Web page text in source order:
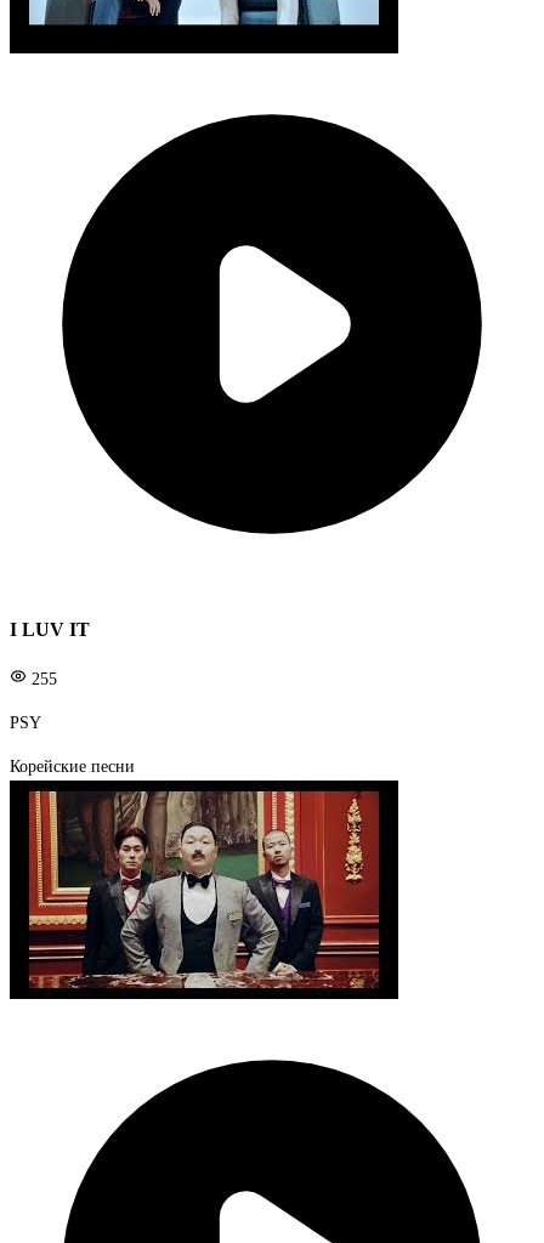
I LUV IT
255
PSY
Корейские песни